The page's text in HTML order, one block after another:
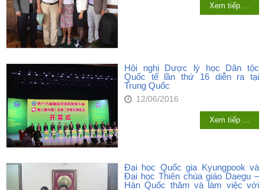
Xem tiếp ...
Hội nghị Dược lý học Dân tộc
Quốc tế lần thứ 16 diễn ra tại
Trung Quốc
12/06/2016
Xem tiếp ...
Đại học Quốc gia Kyungpook và
Đại học Thiên chúa giáo Daegu –
Hàn Quốc thăm và làm việc với